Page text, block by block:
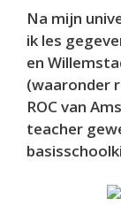
Na mijn
ik les
en
(waaronder
ROC van
teacher